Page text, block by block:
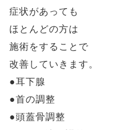
症状があっても
ほとんどの方は
施術をすることで
改善していきます。
●耳下腺
●首の調整
●頭蓋骨調整